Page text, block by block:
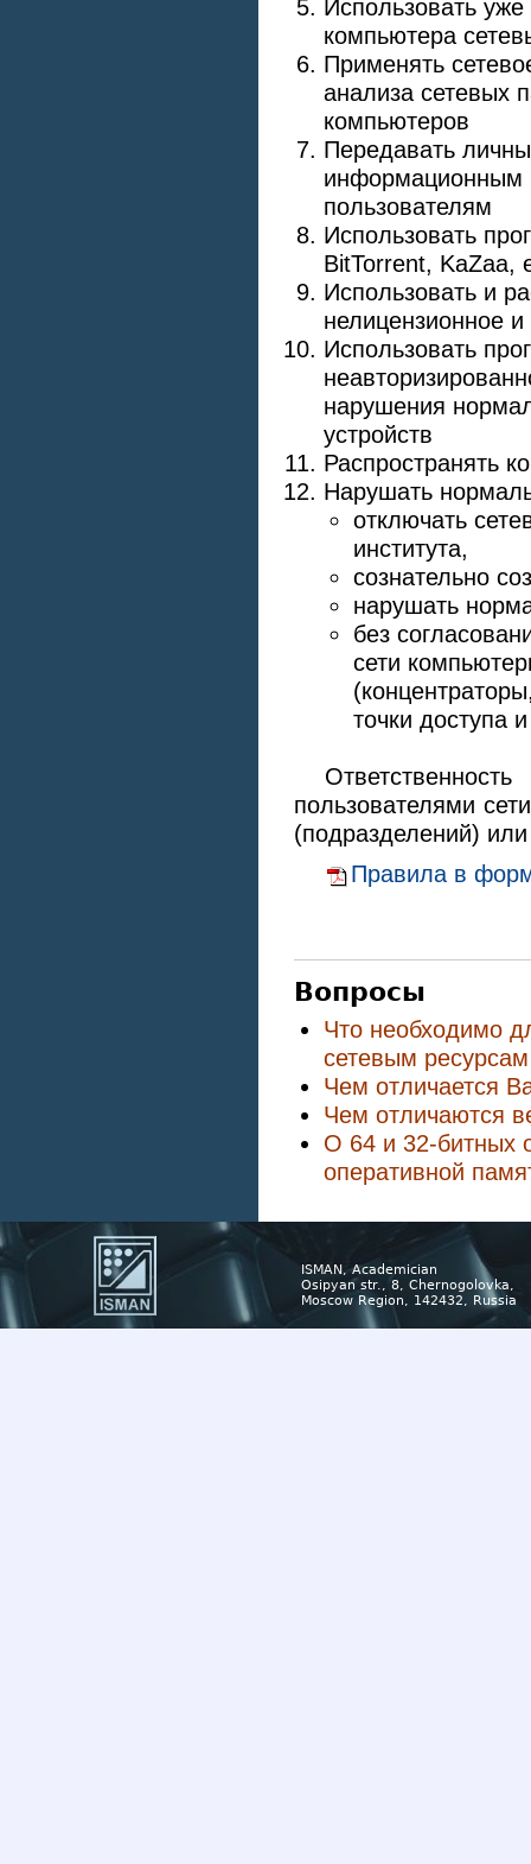
Использовать
компьютера
Применять
анализа сетевых
компьютеров
Передавать
информационным
пользователям
Использовать
BitTorrent, KaZaa,
Использовать и
нелицензионное
Использовать
нарушения
устройств
Распространять
Нарушать
отключать
института,
сознательно
нарушать
без
сети
точки доступа
пользователями
(подразделений)
Правила в
Вопросы
Что необходимо
сетевым
Чем отличается
Чем отличаются
О 64 и 32-битных
оперативной
ISMAN, Academician
Osipyan str., 8, Chernogolovka,
Moscow Region, 142432, Russia